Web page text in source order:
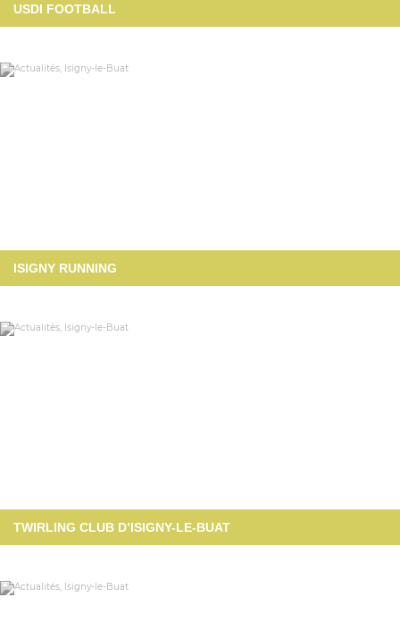
USDI FOOTBALL
ISIGNY RUNNING
TWIRLING CLUB D’ISIGNY-LE-BUAT